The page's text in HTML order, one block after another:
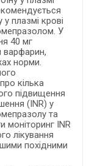
плазмі крові
У
40 мг
варфарин,
норми.
кілька
підвищення
(INR) у
та
моніторинг INR
лікування
похідними